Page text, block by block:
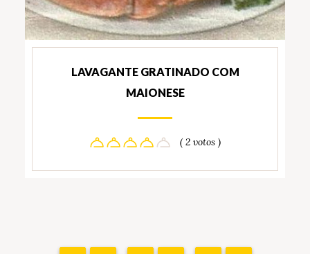
LAVAGANTE GRATINADO COM
MAIONESE
( 2 votos )